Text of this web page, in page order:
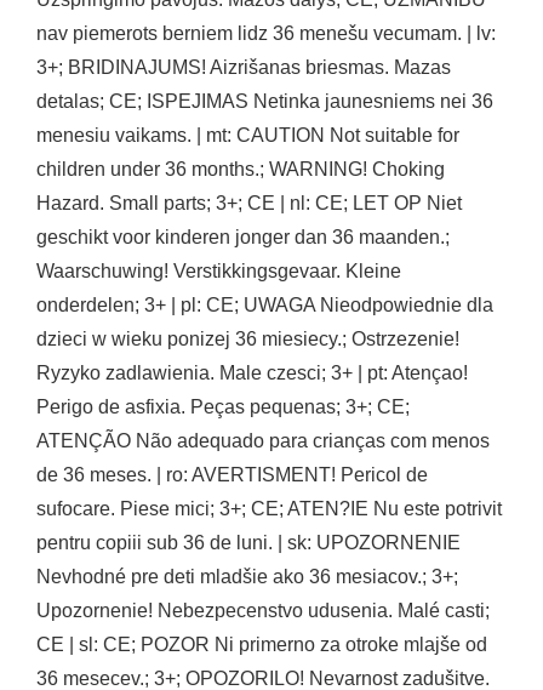
nav piemerots berniem lidz 36 menešu vecumam. | lv:
3+; BRIDINAJUMS! Aizrišanas briesmas. Mazas
detalas; CE; ISPEJIMAS Netinka jaunesniems nei 36
menesiu vaikams. | mt: CAUTION Not suitable for
children under 36 months.; WARNING! Choking
Hazard. Small parts; 3+; CE | nl: CE; LET OP Niet
geschikt voor kinderen jonger dan 36 maanden.;
Waarschuwing! Verstikkingsgevaar. Kleine
onderdelen; 3+ | pl: CE; UWAGA Nieodpowiednie dla
dzieci w wieku ponizej 36 miesiecy.; Ostrzezenie!
Ryzyko zadlawienia. Male czesci; 3+ | pt: Atençao!
Perigo de asfixia. Peças pequenas; 3+; CE;
ATENÇÃO Não adequado para crianças com menos
de 36 meses. | ro: AVERTISMENT! Pericol de
sufocare. Piese mici; 3+; CE; ATEN?IE Nu este potrivit
pentru copiii sub 36 de luni. | sk: UPOZORNENIE
Nevhodné pre deti mladšie ako 36 mesiacov.; 3+;
Upozornenie! Nebezpecenstvo udusenia. Malé casti;
CE | sl: CE; POZOR Ni primerno za otroke mlajše od
36 mesecev.; 3+; OPOZORILO! Nevarnost zadušitve.